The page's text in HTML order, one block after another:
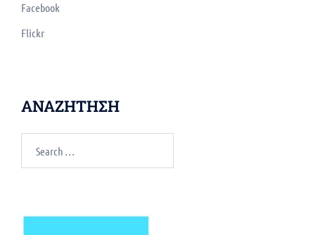
Facebook
Flickr
ΑΝΑΖΗΤΗΣΗ